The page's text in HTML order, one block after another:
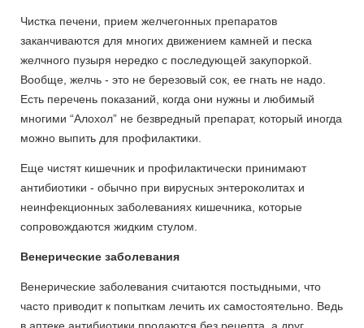
Чистка печени, прием желчегонных препаратов
заканчиваются для многих движением камней и песка
желчного пузыря нередко с последующей закупоркой.
Вообще, желчь - это не березовый сок, ее гнать не надо.
Есть перечень показаний, когда они нужны и любимый
многими “Алохол” не безвредный препарат, который иногда
можно выпить для профилактики.
Еще чистят кишечник и профилактически принимают
антибиотики - обычно при вирусных энтероколитах и
неинфекционных заболеваниях кишечника, которые
сопровождаются жидким стулом.
Венерические заболевания
Венерические заболевания считаются постыдными, что
часто приводит к попыткам лечить их самостоятельно. Ведь